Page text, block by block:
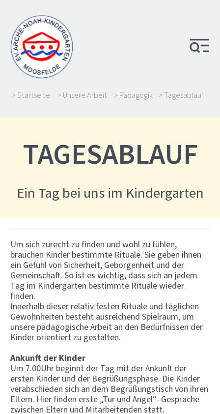
> Startseite > Unsere Arbeit > Pädagogik > Tagesablauf
TAGESABLAUF
Ein Tag bei uns im Kindergarten
Um sich zurecht zu finden und wohl zu fühlen,
brauchen Kinder bestimmte Rituale. Sie geben ihnen
ein Gefühl von Sicherheit, Geborgenheit und der
Gemeinschaft. So ist es wichtig, dass sich an jedem
Tag im Kindergarten bestimmte Rituale wieder
finden.
Innerhalb dieser relativ festen Rituale und täglichen
Gewohnheiten besteht ausreichend Spielraum, um
unsere pädagogische Arbeit an den Bedürfnissen der
Kinder orientiert zu gestalten.
Ankunft der Kinder
Um 7.00Uhr beginnt der Tag mit der Ankunft der
ersten Kinder und der Begrüßungsphase. Die Kinder
verabschieden sich an dem Begrüßungstisch von ihren
Eltern. Hier finden erste „Tür und Angel“–Gespräche
zwischen Eltern und Mitarbeitenden statt.